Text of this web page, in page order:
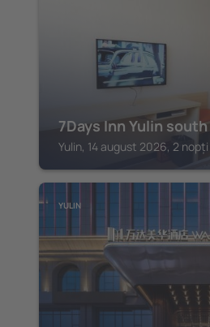
7Days Inn Yulin
Yulin, 14 august 2026, 2 nopți
YULIN